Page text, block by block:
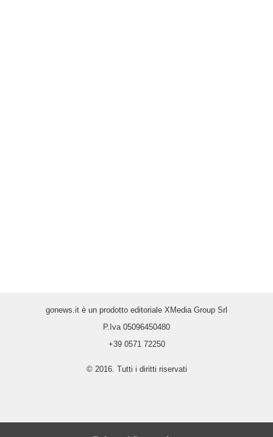
gonews.it è un prodotto editoriale XMedia Group Srl
P.Iva 05096450480
+39 0571 72250
© 2016. Tutti i diritti riservati